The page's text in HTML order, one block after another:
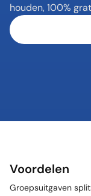
houden, 100%
Voordelen
Groepsuitgaven